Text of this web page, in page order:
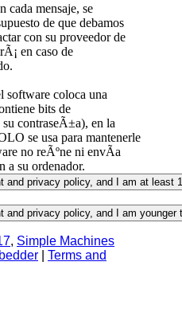
cada mensaje, se
de que debamos
con su proveedor de
en caso de
software coloca una
bits de
contraseÃ±a), en la
se usa para mantenerle
no reÃºne ni envÃ­a
a su ordenador.
, Simple Machines
Terms and